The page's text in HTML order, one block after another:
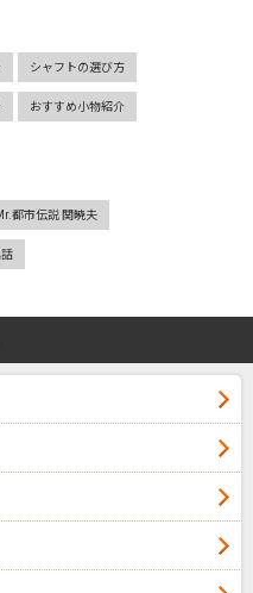
シャフトの選び方
おすすめ小物紹介
都市伝説 関暁夫